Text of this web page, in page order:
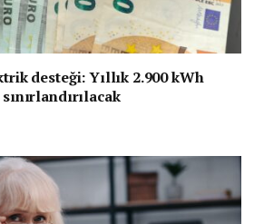
desteği: Yıllık 2.900 kWh